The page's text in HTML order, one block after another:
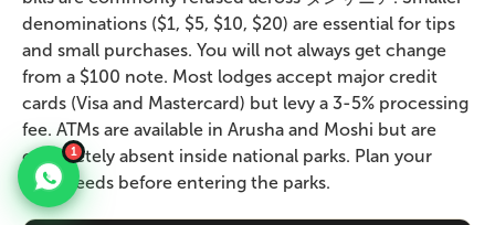
denominations ($1, $5, $10, $20) are essential for tips
and small purchases. You will not always get change
from a $100 note. Most lodges accept major credit
cards (Visa and Mastercard) but levy a 3-5% processing
fee. ATMs are available in Arusha and Moshi but are
completely absent inside national parks. Plan your
cash needs before entering the parks.
1